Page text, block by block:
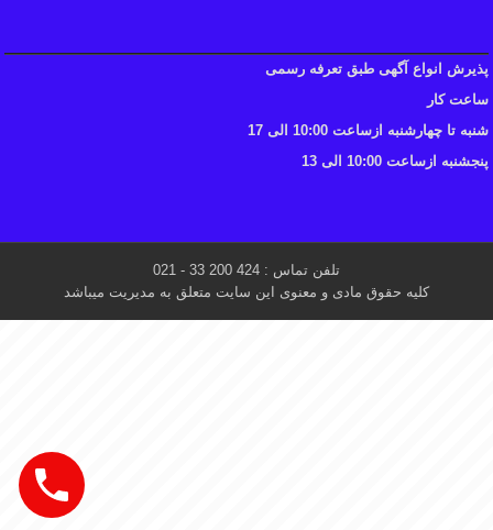
پذیرش انواع آگهی طبق تعرفه رسمی
ساعت کار
شنبه تا چهارشنبه ازساعت 10:00 الی 17
پنجشنبه ازساعت 10:00 الی 13
تلفن تماس : 424 200 33 - 021
کلیه حقوق مادی و معنوی این سایت متعلق به مدیریت میباشد